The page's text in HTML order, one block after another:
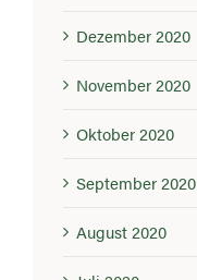
Dezember 2020
November 2020
Oktober 2020
September 2020
August 2020